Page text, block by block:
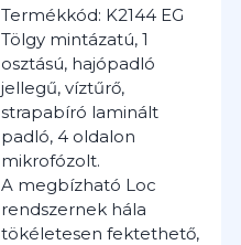
Termékkód: K2144 EG
Tölgy mintázatú, 1
osztású, hajópadló
jellegű, víztűrő,
strapabíró laminált
padló, 4 oldalon
mikrofózolt.
A megbízható Loc
rendszernek hála
tökéletesen fektethető,